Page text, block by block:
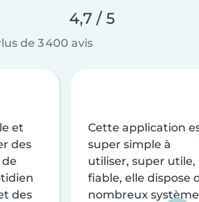
4,7 / 5
de 3 400 avis
et
des
des
Cette application
super simple à
utiliser, super utile,
fiable, elle dispose
nombreux